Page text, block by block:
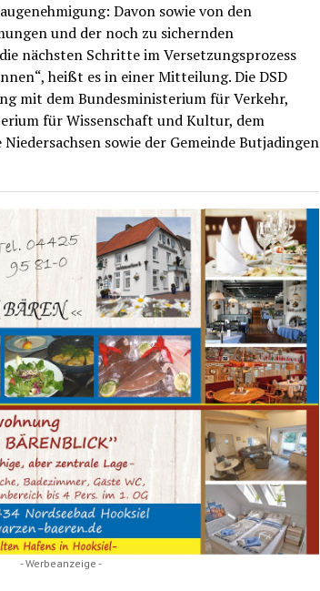
Davon sowie von den
und der noch zu sichernden
nächsten Schritte im Versetzungsprozess
heißt es in einer Mitteilung. Die DSD
mit dem Bundesministerium für Verkehr,
für Wissenschaft und Kultur, dem
sowie der Gemeinde Butjadingen
- Werbeanzeige -